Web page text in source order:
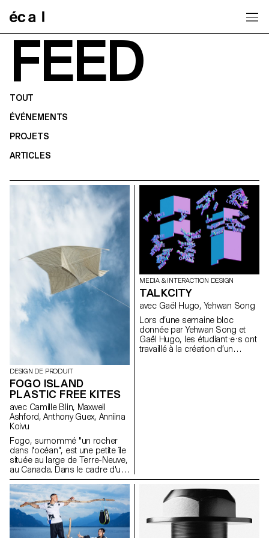
FEED
TOUT
ÉVÉNEMENTS
PROJETS
ARTICLES
DESIGN DE PRODUIT
FOGO ISLAND
PLASTIC FREE KITES
avec Camille Blin, Maxwell
Ashford, Anthony Guex, Anniina
Koivu
Fogo, surnommé "un rocher
dans l'océan", est une petite île
située au large de Terre-Neuve,
au Canada. Dans le cadre d'un
projet semestriel plus vaste en
cours, les étudiants de 2e
année du Master Product
Design de l'ECAL ont participé
à un atelier court et amusant de
quelques jours, utilisant l'une
MEDIA & INTERACTION DESIGN
TALKCITY
avec Gaël Hugo, Yehwan Song
Lors d’une semaine bloc
donnée par Yehwan Song et
Gaël Hugo, les étudiant·e·s ont
travaillé à la création d’un